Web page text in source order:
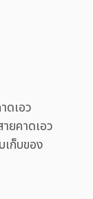
ดเอว
ยคาดเอว
เก็บของ